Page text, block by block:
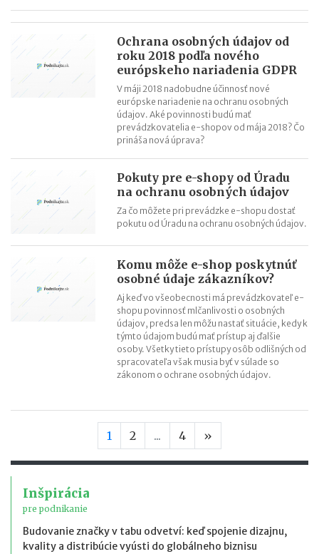
Ochrana osobných údajov od
roku 2018 podľa nového
európskeho nariadenia GDPR
V máji 2018 nadobudne účinnosť nové
európske nariadenie na ochranu osobných
údajov. Aké povinnosti budú mať
prevádzkovatelia e-shopov od mája 2018? Čo
prináša nová úprava?
Pokuty pre e-shopy od Úradu
na ochranu osobných údajov
Za čo môžete pri prevádzke e-shopu dostať
pokutu od Úradu na ochranu osobných údajov.
Komu môže e-shop poskytnúť
osobné údaje zákazníkov?
Aj keď vo všeobecnosti má prevádzkovateľ e-
shopu povinnosť mlčanlivosti o osobných
údajov, predsa len môžu nastať situácie, kedy k
týmto údajom budú mať prístup aj ďalšie
osoby. Všetky tieto prístupy osôb odlišných od
spracovateľa však musia byť v súlade so
zákonom o ochrane osobných údajov.
1 2 ... 4 »
Inšpirácia
pre podnikanie
Budovanie značky v tabu odvetví: keď spojenie dizajnu,
kvality a distribúcie vyústi do globálneho biznisu